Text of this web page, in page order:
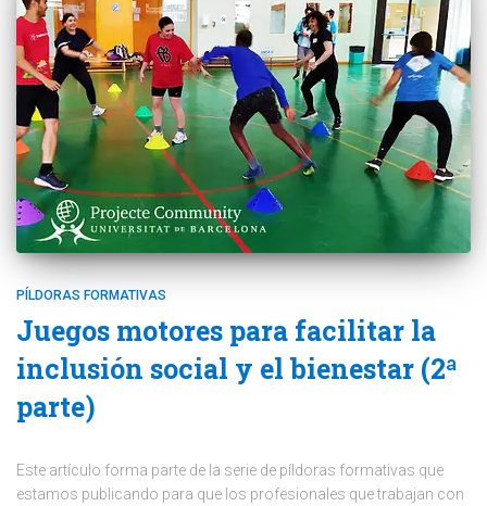
PÍLDORAS FORMATIVAS
Juegos motores para facilitar la
inclusión social y el bienestar (2ª
parte)
Este artículo forma parte de la serie de píldoras formativas que
estamos publicando para que los profesionales que trabajan con